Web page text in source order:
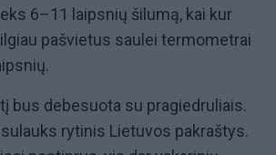
6–11 laipsnių šilumą, kai kur
pašvietus saulei termometrai
bus debesuota su pragiedruliais.
rytinis Lietuvos pakraštys.